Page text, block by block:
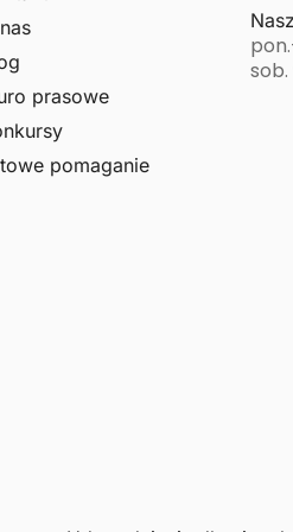
prasowe
pomaganie
sob.